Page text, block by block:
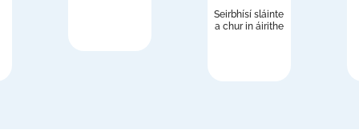
Seirbhísí sláinte
a chur in áirithe